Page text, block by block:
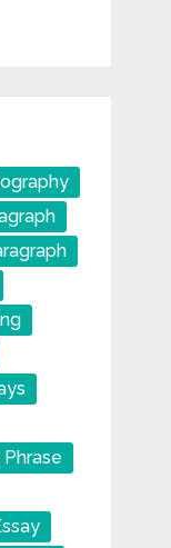
Phrase